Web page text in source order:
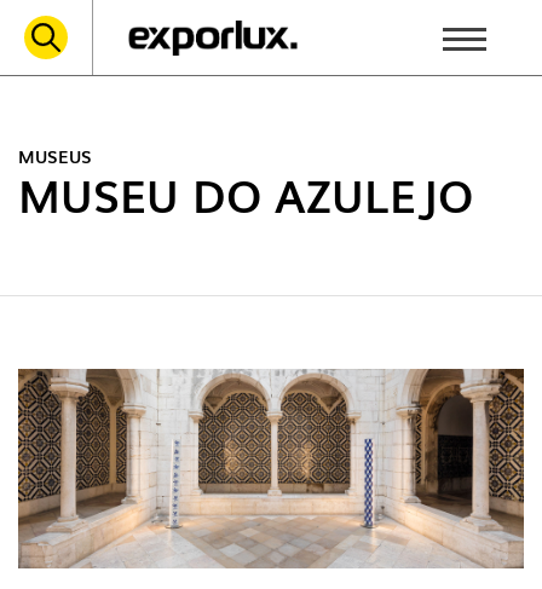
MUSEUS
MUSEU DO AZULEJO